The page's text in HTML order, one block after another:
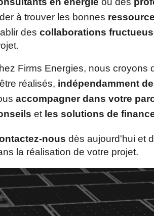
à trouver les bonnes
des collaborations
Firms Energies, nous croyons
réalisés, indépendamment
accompagner dans votre
et les solutions de
nous dès aujourd'hui et
la réalisation de votre projet.